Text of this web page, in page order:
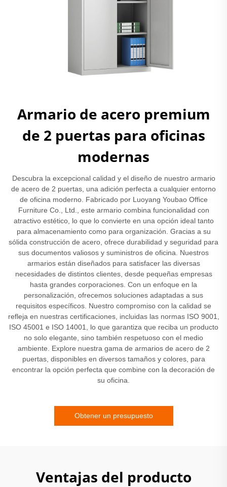
Armario de acero premium
de 2 puertas para oficinas
modernas
Descubra la excepcional calidad y el diseño de nuestro armario
de acero de 2 puertas, una adición perfecta a cualquier entorno
de oficina moderno. Fabricado por Luoyang Youbao Office
Furniture Co., Ltd., este armario combina funcionalidad con
atractivo estético, lo que lo convierte en una opción ideal tanto
para almacenamiento como para organización. Gracias a su
sólida construcción de acero, ofrece durabilidad y seguridad para
sus documentos valiosos y suministros de oficina. Nuestros
armarios están diseñados para satisfacer las diversas
necesidades de distintos clientes, desde pequeñas empresas
hasta grandes corporaciones. Con un enfoque en la
personalización, ofrecemos soluciones adaptadas a sus
requisitos específicos. Nuestro compromiso con la calidad se
refleja en nuestras certificaciones, incluidas las normas ISO 9001,
ISO 45001 e ISO 14001, lo que garantiza que reciba un producto
no solo elegante, sino también respetuoso con el medio
ambiente. Explore nuestra gama de armarios de acero de 2
puertas, disponibles en diversos tamaños y colores, para
encontrar la opción perfecta que combine con la decoración de
su oficina.
Obtener un presupuesto
Ventajas del producto